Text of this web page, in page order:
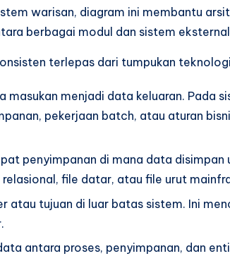
warisan, diagram ini membantu
berbagai modul dan sistem
terlepas dari tumpukan
masukan menjadi data keluaran. Pada
pekerjaan batch, atau aturan
penyimpanan di mana data disimpan
file datar, atau file urut
atau tujuan di luar batas sistem. Ini
antara proses, penyimpanan, dan